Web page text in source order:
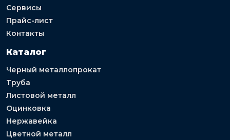
Сервисы
Прайс-лист
Контакты
Каталог
Черный металлопрокат
Труба
Листовой металл
Оцинковка
Нержавейка
Цветной металл